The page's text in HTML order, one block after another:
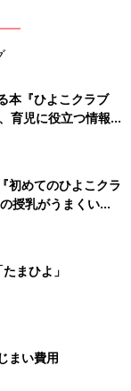
ている「避難セット」
患者さんが、か
おうとしたもの
す。特に医療的ケ
本『ひよこクラブ
育児に役立つ情報が
初めてのひよこクラ
授乳がうまくい
のトラブル 解決テ
まひよ」
まい費用